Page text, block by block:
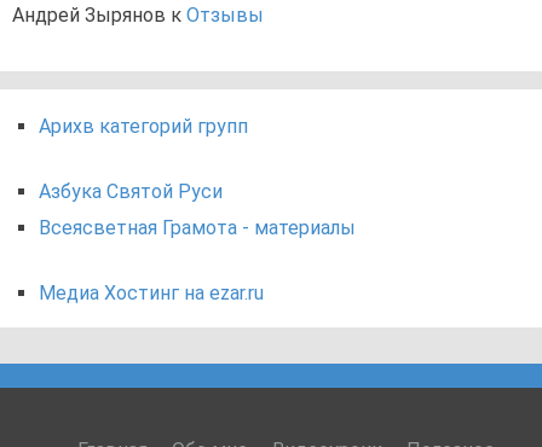
Андрей Зырянов к Отзывы
Арихв категорий групп
Азбука Святой Руси
Всеясветная Грамота - материалы
Медиа Хостинг на ezar.ru